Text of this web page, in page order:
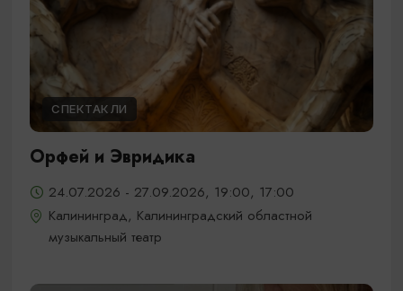
СПЕКТАКЛИ
Орфей и Эвридика
24.07.2026 - 27.09.2026, 19:00, 17:00
Калининград, Калининградский областной
музыкальный театр